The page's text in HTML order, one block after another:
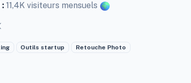
: 11,4K visiteurs mensuels
Outils startup Retouche Photo